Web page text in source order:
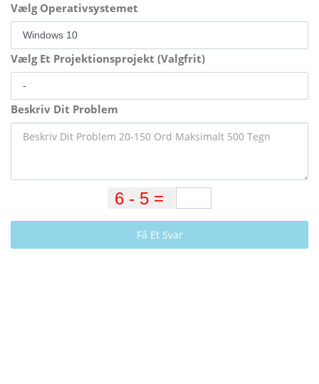
Vælg Operativsystemet
Vælg Et Projektionsprojekt (Valgfrit)
Beskriv Dit Problem
Få Et Svar